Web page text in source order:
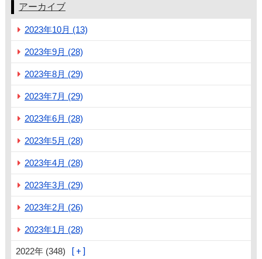
アーカイブ
2023年10月 (13)
2023年9月 (28)
2023年8月 (29)
2023年7月 (29)
2023年6月 (28)
2023年5月 (28)
2023年4月 (28)
2023年3月 (29)
2023年2月 (26)
2023年1月 (28)
2022年 (348)